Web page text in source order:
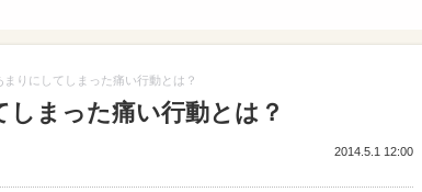
りにしてしまった痛い行動とは？
まった痛い行動とは？
2014.5.1 12:00